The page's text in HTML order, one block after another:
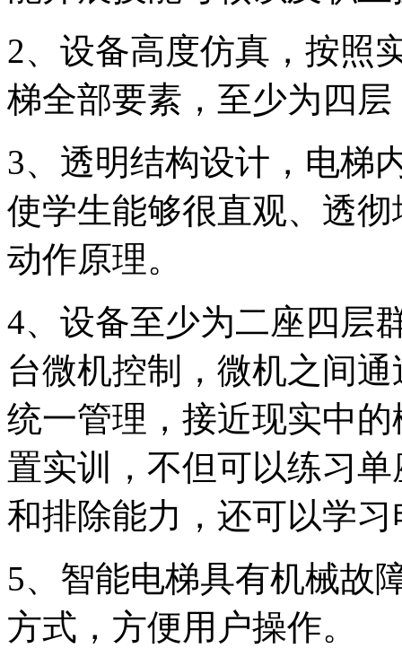
2、设备高度仿真，按照
梯全部要素，至少为四
3、透明结构设计，电梯
使学生能够很直观、透
动作原理。
4、设备至少为二座四层
台微机控制，微机之间
统一管理，接近现实中
置实训，不但可以练习
和排除能力，还可以学
5、智能电梯具有机械故
方式，方便用户操作。